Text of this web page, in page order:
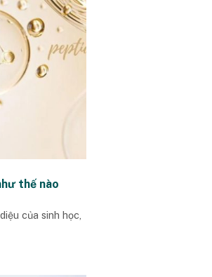
thế nào
của sinh học,